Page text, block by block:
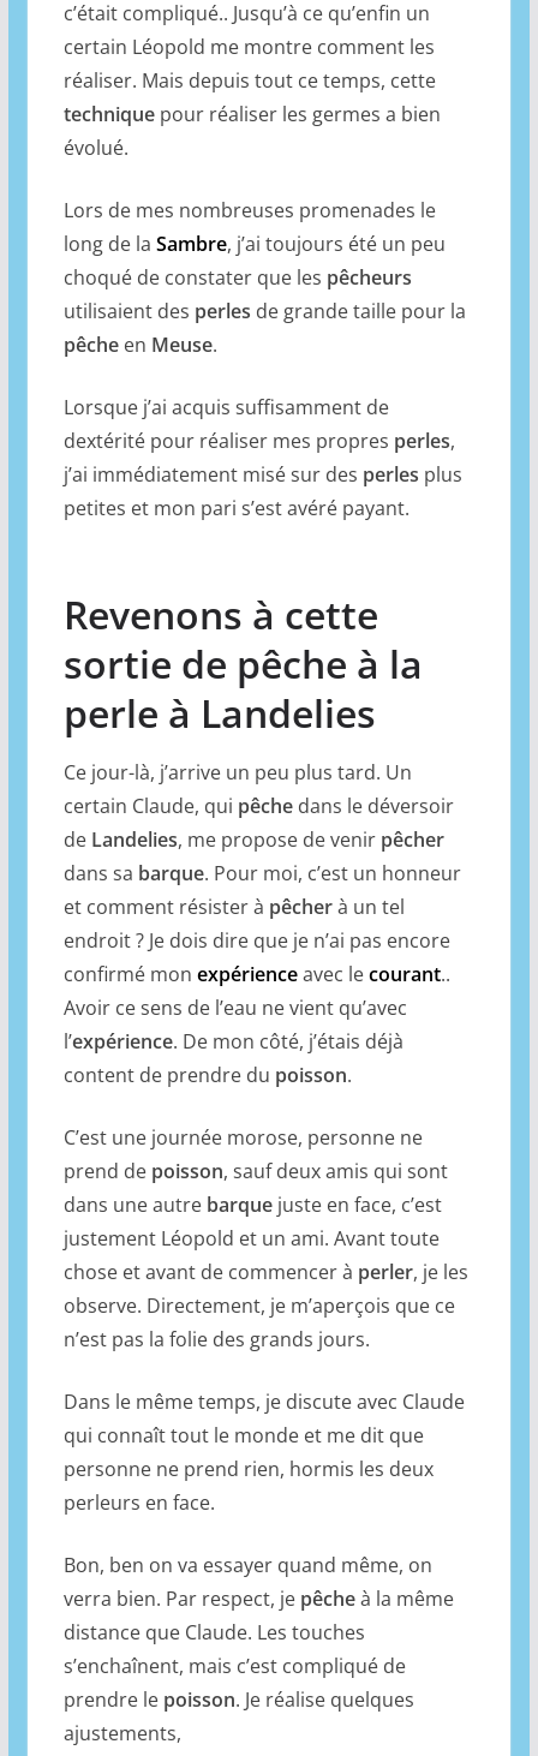
c’était compliqué.. Jusqu’à ce qu’enfin un
certain Léopold me montre comment les
réaliser. Mais depuis tout ce temps, cette
techniquepour réaliser les germes a bien
évolué.
Lors de mes nombreuses promenades le
long de la Sambre, j’ai toujours été un peu
choqué de constater que les pêcheurs
utilisaient des perles de grande taille pour la
pêcheen Meuse.
Lorsque j’ai acquis suffisamment de
dextérité pour réaliser mes propres perles,
j’ai immédiatement misé sur des perles plus
petites et mon pari s’est avéré payant.
Revenons à cette
sortie de pêche à la
perle à Landelies
Ce jour-là, j’arrive un peu plus tard. Un
certain Claude, qui pêchedans le déversoir
de Landelies, me propose de venir pêcher
dans sa barque. Pour moi, c’est un honneur
et comment résister à pêcherà un tel
endroit ? Je dois dire que je n’ai pas encore
confirmé mon expérienceavec lecourant..
Avoir ce sens de l’eau ne vient qu’avec
l’expérience. De mon côté, j’étais déjà
content de prendre du poisson.
C’est une journée morose, personne ne
prend de poisson, sauf deux amis qui sont
dans une autre barquejuste en face, c’est
justement Léopold et un ami. Avant toute
chose et avant de commencer à perler, je les
observe. Directement, je m’aperçois que ce
n’est pas la folie des grands jours.
Dans le même temps, je discute avec Claude
qui connaît tout le monde et me dit que
personne ne prend rien, hormis les deux
perleurs en face.
Bon, ben on va essayer quand même, on
verra bien. Par respect, je pêcheà la même
distance que Claude. Les touches
s’enchaînent, mais c’est compliqué de
prendre le poisson. Je réalise quelques
ajustements,